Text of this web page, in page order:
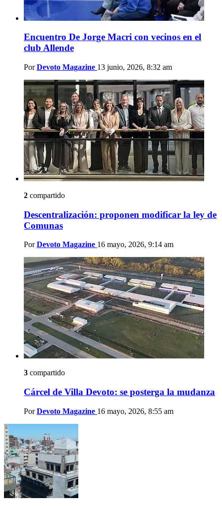
Encuentro De Jorge Macri con vecinos en el
club Allende
Por Devoto Magazine 13 junio, 2026, 8:32 am
2 compartido
Descentralización: proponen modificar la ley de
Comunas
Por Devoto Magazine 16 mayo, 2026, 9:14 am
3 compartido
Cárcel de Villa Devoto: se posterga la mudanza
Por Devoto Magazine 16 mayo, 2026, 8:55 am